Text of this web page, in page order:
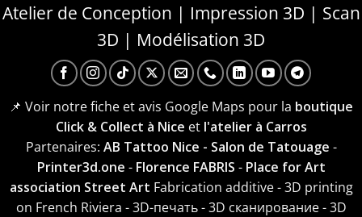
Atelier de Conception | Impression 3D | Scan
3D | Modélisation 3D
📌 Voir notre fiche et avis Google Maps pour la boutique
Click & Collect à Nice et l'atelier à Carros
Partenaires: AB Tattoo Nice - Salon de Tatouage -
Printer3d.one - Florence FABRIS - Place for Art
association Street Art Fabrication additive - 3D printing
on French Riviera - 3D-печать - 3D сканирование - 3D